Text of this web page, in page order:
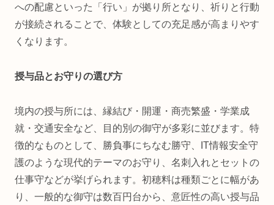
への配慮といった「行い」が拠り所となり、祈りと行動
が接続されることで、体験としての充足感が高まりやす
くなります。
授与品とお守りの選び方
境内の授与所には、縁結び・開運・商売繁盛・学業成
就・交通安全など、目的別の御守が多彩に並びます。特
徴的なものとして、勝負事にちなむ勝守、IT情報安全守
護のような現代的テーマのお守り、名刺入れとセットの
仕事守などが挙げられます。初穂料は種類ごとに幅があ
り、一般的な御守は数百円台から、意匠性の高い授与品